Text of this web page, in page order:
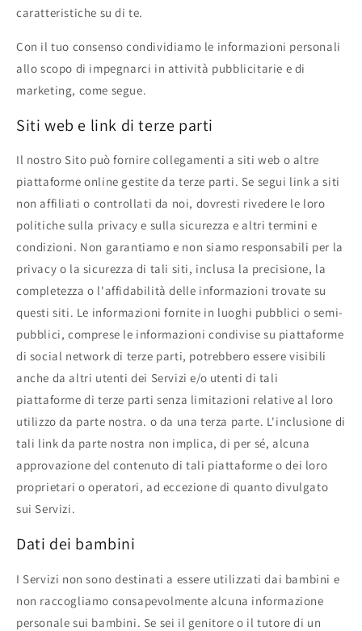
caratteristiche su di te.
Con il tuo consenso condividiamo le informazioni personali
allo scopo di impegnarci in attività pubblicitarie e di
marketing, come segue.
Siti web e link di terze parti
Il nostro Sito può fornire collegamenti a siti web o altre
piattaforme online gestite da terze parti. Se segui link a siti
non affiliati o controllati da noi, dovresti rivedere le loro
politiche sulla privacy e sulla sicurezza e altri termini e
condizioni. Non garantiamo e non siamo responsabili per la
privacy o la sicurezza di tali siti, inclusa la precisione, la
completezza o l'affidabilità delle informazioni trovate su
questi siti. Le informazioni fornite in luoghi pubblici o semi-
pubblici, comprese le informazioni condivise su piattaforme
di social network di terze parti, potrebbero essere visibili
anche da altri utenti dei Servizi e/o utenti di tali
piattaforme di terze parti senza limitazioni relative al loro
utilizzo da parte nostra. o da una terza parte. L'inclusione di
tali link da parte nostra non implica, di per sé, alcuna
approvazione del contenuto di tali piattaforme o dei loro
proprietari o operatori, ad eccezione di quanto divulgato
sui Servizi.
Dati dei bambini
I Servizi non sono destinati a essere utilizzati dai bambini e
non raccogliamo consapevolmente alcuna informazione
personale sui bambini. Se sei il genitore o il tutore di un